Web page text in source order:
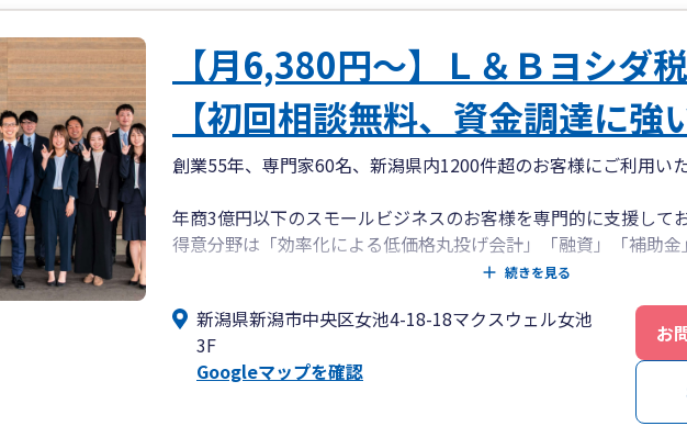
【月6,380円～】Ｌ＆Ｂヨシダ
【初回相談無料、資金調達に強
創業55年、専門家60名、新潟県内1200件超のお客様にご利用い
年商3億円以下のスモールビジネスのお客様を専門的に支援してお
得意分野は「効率化による低価格丸投げ会計」「融資」「補助金
一番身近なパートナーとしてご利用ください。
情報充実の公式HPもぜひご覧ください！
続きを見る
新潟県新潟市中央区女池4-18-18マクスウェル女池
3F
Googleマップを確認
お